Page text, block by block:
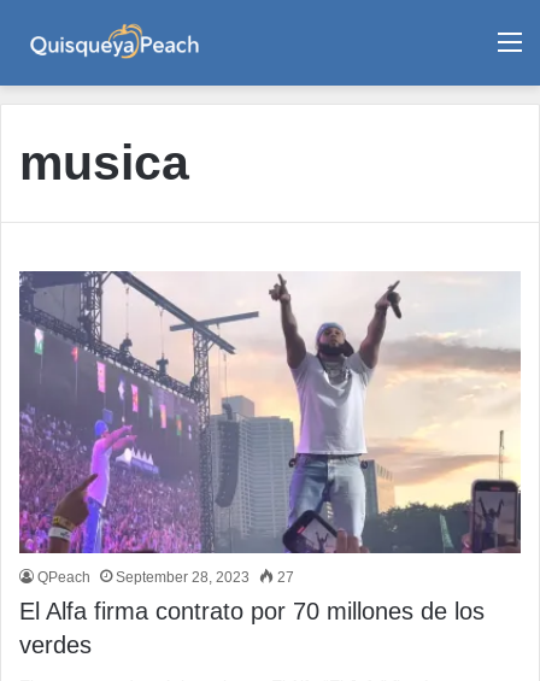
musica
QPeach September 28, 2023 27
El Alfa firma contrato por 70 millones de los
verdes